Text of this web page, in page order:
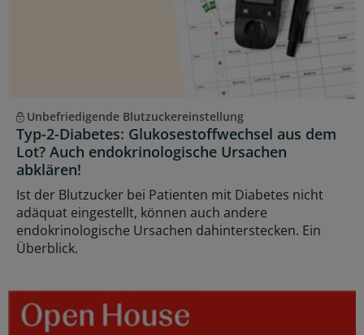
Unbefriedigende Blutzuckereinstellung
Typ-2-Diabetes: Glukosestoffwechsel aus dem
Lot? Auch endokrinologische Ursachen
abklären!
Ist der Blutzucker bei Patienten mit Diabetes nicht
adäquat eingestellt, können auch andere
endokrinologische Ursachen dahinterstecken. Ein
Überblick.